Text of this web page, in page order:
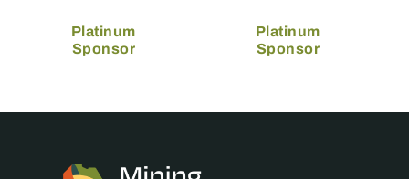
Platinum
Sponsor
Platinum
Sponsor